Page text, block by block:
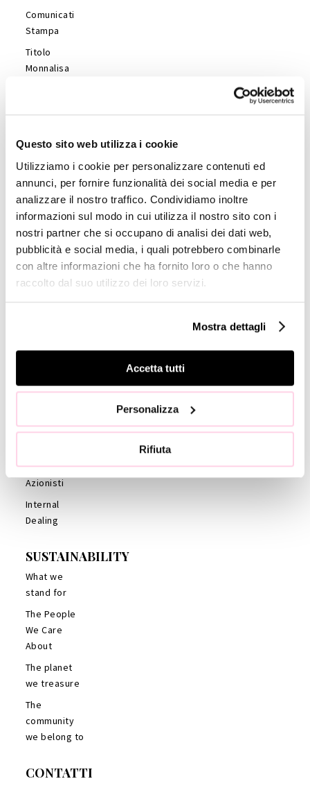
Questo sito web utilizza i cookie
Utilizziamo i cookie per personalizzare contenuti ed
annunci, per fornire funzionalità dei social media e per
analizzare il nostro traffico. Condividiamo inoltre
informazioni sul modo in cui utilizza il nostro sito con i
nostri partner che si occupano di analisi dei dati web,
pubblicità e social media, i quali potrebbero combinarle
con altre informazioni che ha fornito loro o che hanno
raccolto dal suo utilizzo dei loro servizi.
Mostra dettagli
Accetta tutti
Personalizza
Rifiuta
Comunicati
Stampa
Titolo
Monnalisa
Presentations
Copertura
Analisti
Company
Profile
GOVERNANCE
Consiglio di
Amministrazione
Statuto
Condotta
revisione
Assemblea
Azionisti
Internal
Dealing
SUSTAINABILITY
What we
stand for
The People
We Care
About
The planet
we treasure
The
community
we belong to
CONTATTI